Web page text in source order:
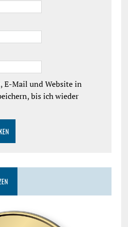
E-Mail und Website in
bis ich wieder